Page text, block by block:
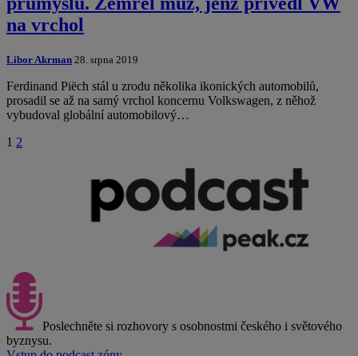
na vrchol
Libor Akrman 28. srpna 2019
Ferdinand Piëch stál u zrodu několika ikonických automobilů,
prosadil se až na samý vrchol koncernu Volkswagen, z něhož
vybudoval globální automobilový…
1 2
Poslechněte si rozhovory s osobnostmi českého i světového
byznysu.